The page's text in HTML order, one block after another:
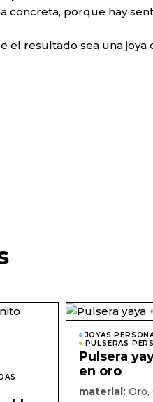
concreta, porque hay
el resultado sea una joya
Este
tiene
múltiples
variantes.
opciones
JOYAS
PULSERAS
Pulsera
en oro
material:Oro,